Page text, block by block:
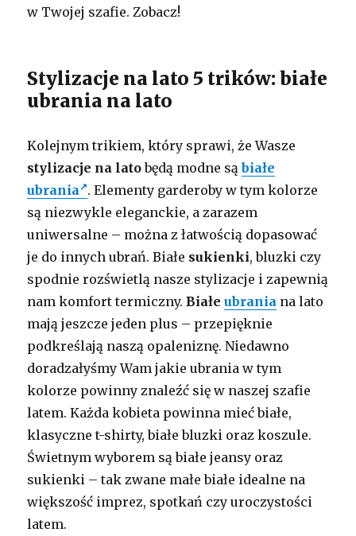
w Twojej szafie. Zobacz!
Stylizacje na lato 5 trików: białe
ubrania na lato
Kolejnym trikiem, który sprawi, że Wasze
stylizacje na latobędą modne sąbiałe
ubrania . Elementy garderoby w tym kolorze
są niezwykle eleganckie, a zarazem
uniwersalne – można z łatwością dopasować
je do innych ubrań. Białe sukienki, bluzki czy
spodnie rozświetlą nasze stylizacje i zapewnią
nam komfort termiczny.Białeubrania na lato
mają jeszcze jeden plus – przepięknie
podkreślają naszą opaleniznę. Niedawno
doradzałyśmy Wam jakie ubrania w tym
kolorze powinny znaleźć się w naszej szafie
latem. Każda kobieta powinna mieć białe,
klasyczne t-shirty, białe bluzki oraz koszule.
Świetnym wyborem są białe jeansy oraz
sukienki – tak zwane małe białe idealne na
większość imprez, spotkań czy uroczystości
latem.